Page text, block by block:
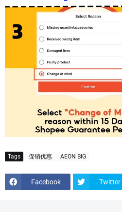
Tags 促销优惠 AEON BIG
Facebook Twitter